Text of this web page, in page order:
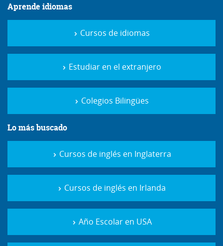
Aprende idiomas
Cursos de idiomas
Estudiar en el extranjero
Colegios Bilingües
Lo más buscado
Cursos de inglés en Inglaterra
Cursos de inglés en Irlanda
Año Escolar en USA